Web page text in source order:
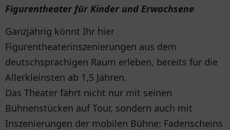
Figurentheater für Kinder und Erwachsene
Ganzjährig könnt Ihr hier
Figurentheaterinszenierungen aus dem
deutschsprachigen Raum erleben, bereits für die
Allerkleinsten ab 1,5 Jahren.
Das Theater fährt nicht nur mit seinen
Bühnenstücken auf Tour, sondern auch mit
Inszenierungen der mobilen Bühne: Fadenscheins